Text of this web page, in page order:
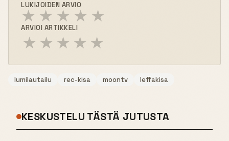
LUKIJOIDEN ARVIO
★ ★ ★ ★ ★
ARVIOI ARTIKKELI
★ ★ ★ ★ ★
lumilautailu rec-kisa moontv leffakisa
KESKUSTELU TÄSTÄ JUTUSTA